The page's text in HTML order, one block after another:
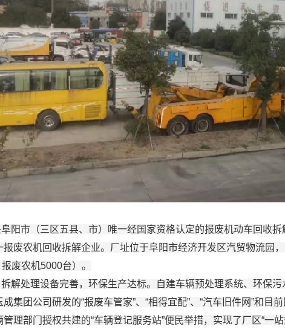
阳市（三区五县、市）唯一经国家资格认定的报废机动车回收
报废农机回收拆解企业。厂址位于阜阳市经济开发区汽贸物流园
废农机5000台）。
解处理设备完善，环保生产达标。自建车辆预处理系统、环保污
成集团公司研发的“报废车管家”、“相得宜配”、“汽车旧件网”和目
理部门授权共建的“车辆登记服务站”便民举措，实现了厂区“一站